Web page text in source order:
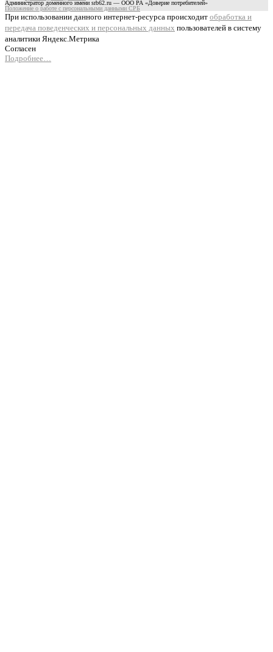
Администратор доменного имени srb62.ru — ООО РА «Доверие потребителей»
Положение о работе с персональными данными СРБ
При использовании данного интернет-ресурса происходит обработка и
передача поведенческих и персональных данных пользователей в систему
аналитики Яндекс.Метрика
Согласен
Подробнее…